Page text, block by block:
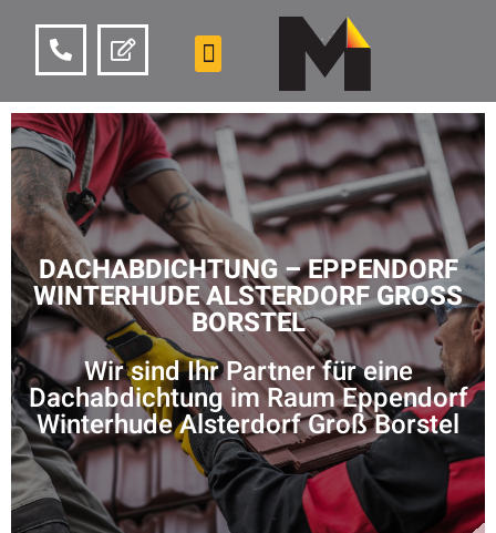
DACHABDICHTUNG – EPPENDORF
WINTERHUDE ALSTERDORF GROSS B
ORSTEL
Wir sind Ihr Partner für eine
Dachabdichtung im Raum Eppendorf
Winterhude Alsterdorf Groß Borstel